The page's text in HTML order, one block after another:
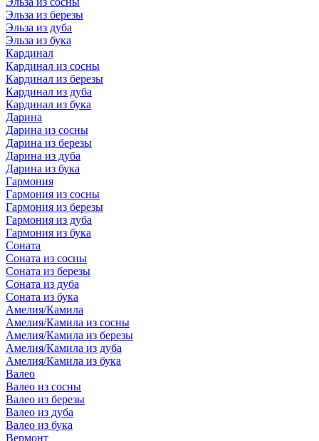
Эльза из березы
Эльза из дуба
Эльза из бука
Кардинал
Кардинал из сосны
Кардинал из березы
Кардинал из дуба
Кардинал из бука
Дарина
Дарина из сосны
Дарина из березы
Дарина из дуба
Дарина из бука
Гармония
Гармония из сосны
Гармония из березы
Гармония из дуба
Гармония из бука
Соната
Соната из сосны
Соната из березы
Соната из дуба
Соната из бука
Амелия/Камила
Амелия/Камила из сосны
Амелия/Камила из березы
Амелия/Камила из дуба
Амелия/Камила из бука
Валео
Валео из сосны
Валео из березы
Валео из дуба
Валео из бука
Вермонт